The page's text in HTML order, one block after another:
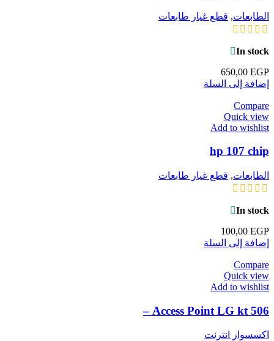
الطابعات, قطع غيار طابعات
In stock
650,00 EGP
إضافة إلى السلة
Compare
Quick view
Add to wishlist
hp 107 chip
الطابعات, قطع غيار طابعات
In stock
100,00 EGP
إضافة إلى السلة
Compare
Quick view
Add to wishlist
Access Point LG kt 506 –
اكسسوار انترنت